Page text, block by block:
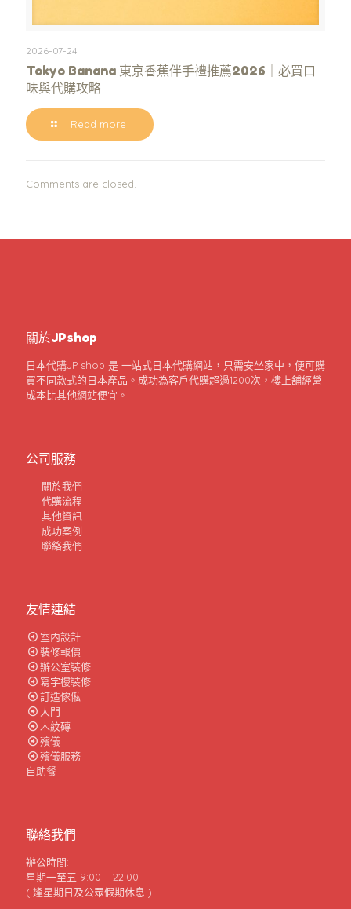
2026-07-24
Tokyo Banana 東京香蕉伴手禮推薦2026｜必買口
味與代購攻略
Read more
Comments are closed.
關於JPshop
日本代購JP shop 是 一站式日本代購網站，只需安坐家中，便可購
買不同款式的日本產品。成功為客戶代購超過1200次，樓上舖經營
成本比其他網站便宜。
公司服務
關於我們
代購流程
其他資訊
成功案例
聯絡我們
友情連結
室內設計
裝修報價
辦公室裝修
寫字樓裝修
訂造傢俬
大門
木紋磚
殯儀
殯儀服務
自助餐
聯絡我們
辦公時間:
星期一至五 9:00 – 22:00
( 逢星期日及公眾假期休息 )